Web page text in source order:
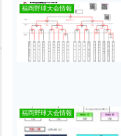
福岡野球大会情報
福岡野球大会情報